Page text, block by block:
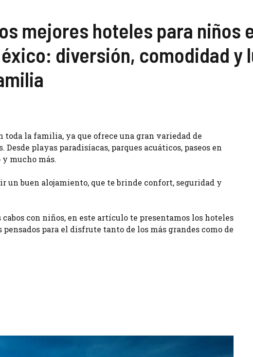
mejores hoteles para niños
diversión, comodidad y
la familia, ya que ofrece una gran variedad de
playas paradisíacas, parques acuáticos, paseos en
y mucho más.
un buen alojamiento, que te brinde confort, seguridad y
con niños, en este artículo te presentamos los hoteles
para el disfrute tanto de los más grandes como de